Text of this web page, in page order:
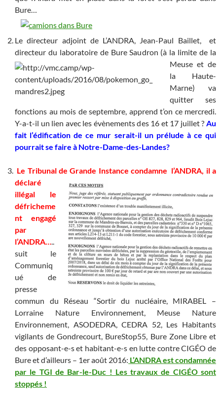
Bure…
Le directeur adjoint de L’ANDRA, Jean-Paul Baillet, et
directeur du laboratoire de Bure Saudron (à la limite de la
Meuse et de
la Haute-
Marne) va
quitter ses
fonctions au mois de septembre, apprend t’on ce mercredi.
Y-a-t-il un lien avec les évènements des 16 et 17 juillet ? Au
fait l’édification de ce mur serait-il un prélude à ce qui
pourrait se faire à Notre-Dame-des-Landes?
Le Tribunal de Grande Instance condamne l’ANDRA, il a
déclaré
illégal le
défricheme
nt engagé
par
l’ANDRA…..
suit le
Communiq
ué de
presse
commun du Réseau “Sortir du nucléaire, MIRABEL –
Lorraine Nature Environnement, Meuse Nature
Environnement, ASODEDRA, CEDRA 52, Les Habitants
vigilants de Gondrecourt, BureStop55, Bure Zone Libre et
des opposant-e-s et habitant-e-s en lutte contre CIGÉO de
Bure et d’ailleurs – 1er août 2016: L’ANDRA est condamnée
par le TGI de Bar-le-Duc ! Les travaux de CIGÉO sont
stoppés !